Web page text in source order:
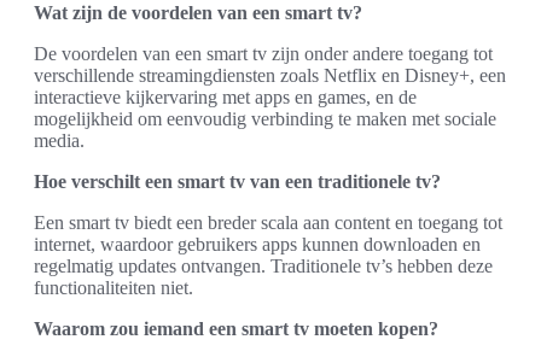
Wat zijn de voordelen van een smart tv?
De voordelen van een smart tv zijn onder andere toegang tot
verschillende streamingdiensten zoals Netflix en Disney+, een
interactieve kijkervaring met apps en games, en de
mogelijkheid om eenvoudig verbinding te maken met sociale
media.
Hoe verschilt een smart tv van een traditionele tv?
Een smart tv biedt een breder scala aan content en toegang tot
internet, waardoor gebruikers apps kunnen downloaden en
regelmatig updates ontvangen. Traditionele tv’s hebben deze
functionaliteiten niet.
Waarom zou iemand een smart tv moeten kopen?